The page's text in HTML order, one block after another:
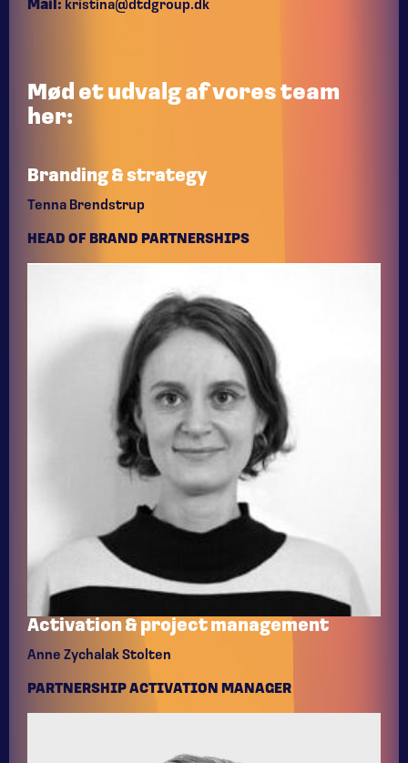
Mail: kristina@dtdgroup.dk
Mød et udvalg af vores team
her:
Branding & strategy
Tenna Brendstrup
HEAD OF BRAND PARTNERSHIPS
Activation & project management
Anne Zychalak Stolten
PARTNERSHIP ACTIVATION MANAGER